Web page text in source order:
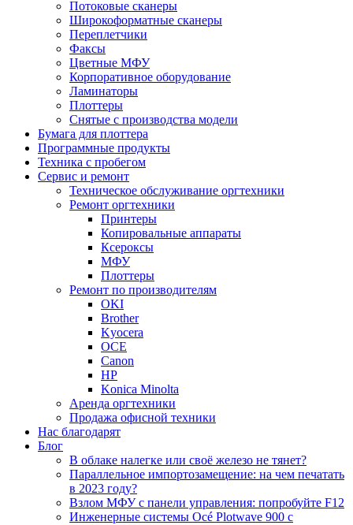
Потоковые сканеры
Широкоформатные сканеры
Переплетчики
Факсы
Цветные МФУ
Корпоративное оборудование
Ламинаторы
Плоттеры
Снятые с производства модели
Бумага для плоттера
Программные продукты
Техника с пробегом
Сервис и ремонт
Техническое обслуживание оргтехники
Ремонт оргтехники
Принтеры
Копировальные аппараты
Ксероксы
МФУ
Плоттеры
Ремонт по производителям
OKI
Brother
Kyocera
OCE
Canon
HP
Konica Minolta
Аренда оргтехники
Продажа офисной техники
Нас благодарят
Блог
В облаке налегке или своё железо не тянет?
Параллельное импортозамещение: на чем печатать
в 2023 году?
Взлом МФУ с панели управления: попробуйте F12
Инженерные системы Océ Plotwave 900 с